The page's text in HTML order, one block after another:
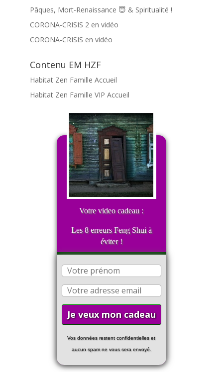
Pâques, Mort-Renaissance 😇 & Spiritualité !
CORONA-CRISIS 2 en vidéo
CORONA-CRISIS en vidéo
Contenu EM HZF
Habitat Zen Famille Accueil
Habitat Zen Famille VIP Accueil
Votre video cadeau :
Les 8 erreurs Feng Shui à
éviter !
Vos données restent confidentielles et
aucun spam ne vous sera envoyé.